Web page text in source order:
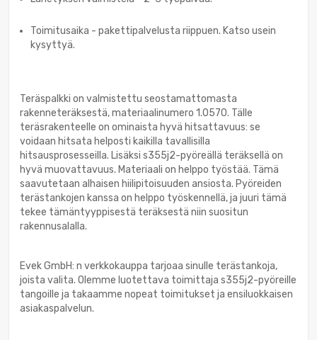
Toimitusaika - pakettipalvelusta riippuen. Katso usein
kysyttyä.
Teräspalkki on valmistettu seostamattomasta
rakenneteräksestä, materiaalinumero 1.0570. Tälle
teräsrakenteelle on ominaista hyvä hitsattavuus: se
voidaan hitsata helposti kaikilla tavallisilla
hitsausprosesseilla. Lisäksi s355j2-pyöreällä teräksellä on
hyvä muovattavuus. Materiaali on helppo työstää. Tämä
saavutetaan alhaisen hiilipitoisuuden ansiosta. Pyöreiden
terästankojen kanssa on helppo työskennellä, ja juuri tämä
tekee tämäntyyppisestä teräksestä niin suositun
rakennusalalla.
Evek GmbH: n verkkokauppa tarjoaa sinulle terästankoja,
joista valita. Olemme luotettava toimittaja s355j2-pyöreille
tangoille ja takaamme nopeat toimitukset ja ensiluokkaisen
asiakaspalvelun.